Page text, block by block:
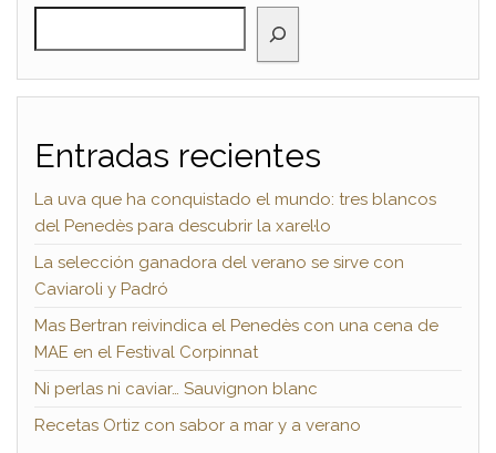
Entradas recientes
La uva que ha conquistado el mundo: tres blancos
del Penedès para descubrir la xarel·lo
La selección ganadora del verano se sirve con
Caviaroli y Padró
Mas Bertran reivindica el Penedès con una cena de
MAE en el Festival Corpinnat
Ni perlas ni caviar… Sauvignon blanc
Recetas Ortiz con sabor a mar y a verano